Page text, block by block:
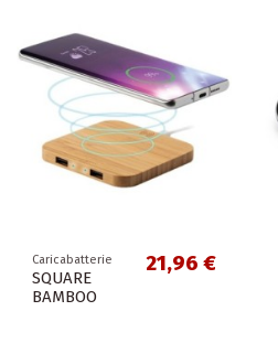
Caricabatterie
SQUARE
BAMBOO
21,96 €